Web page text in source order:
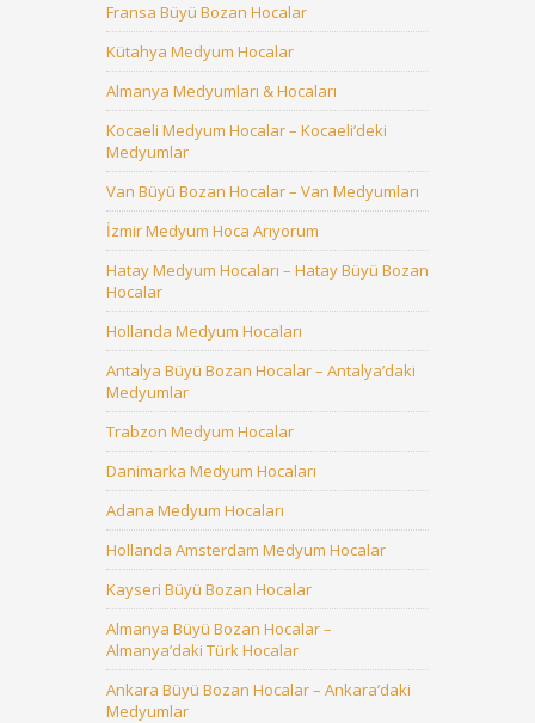
Fransa Büyü Bozan Hocalar
Kütahya Medyum Hocalar
Almanya Medyumları & Hocaları
Kocaeli Medyum Hocalar – Kocaeli’deki
Medyumlar
Van Büyü Bozan Hocalar – Van Medyumları
İzmir Medyum Hoca Arıyorum
Hatay Medyum Hocaları – Hatay Büyü Bozan
Hocalar
Hollanda Medyum Hocaları
Antalya Büyü Bozan Hocalar – Antalya’daki
Medyumlar
Trabzon Medyum Hocalar
Danimarka Medyum Hocaları
Adana Medyum Hocaları
Hollanda Amsterdam Medyum Hocalar
Kayseri Büyü Bozan Hocalar
Almanya Büyü Bozan Hocalar –
Almanya’daki Türk Hocalar
Ankara Büyü Bozan Hocalar – Ankara’daki
Medyumlar